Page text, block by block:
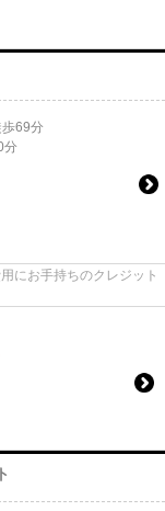
歩69分
分
にお手持ちのクレジット